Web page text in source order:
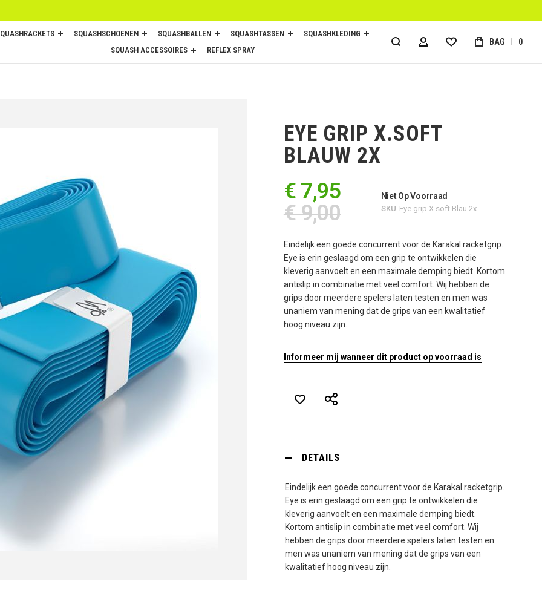
SQUASHSCHOENEN SQUASHBALLEN SQUASHTASSEN
SQUASHKLEDING
SQUASH ACCESSOIRES
REFLEX SPRAY ACCOUNT BAG 0
EYE GRIP X.SOFT
BLAUW 2X
€ 7,95
€ 9,00
Niet Op Voorraad
SKU Eye grip X.soft Blau 2x
Eindelijk een goede concurrent voor de Karakal racketgrip.
Eye is erin geslaagd om een grip te ontwikkelen die
kleverig aanvoelt en een maximale demping biedt. Kortom
antislip in combinatie met veel comfort. Wij hebben de
grips door meerdere spelers laten testen en men was
unaniem van mening dat de grips van een kwalitatief
hoog niveau zijn.
Informeer mij wanneer dit product op voorraad is
DETAILS
Eindelijk een goede concurrent voor de Karakal racketgrip.
Eye is erin geslaagd om een grip te ontwikkelen die
kleverig aanvoelt en een maximale demping biedt.
Kortom antislip in combinatie met veel comfort. Wij
hebben de grips door meerdere spelers laten testen en
men was unaniem van mening dat de grips van een
kwalitatief hoog niveau zijn.